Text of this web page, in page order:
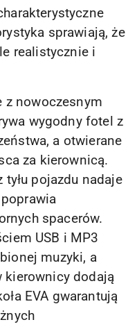
sprawiają, że
realistycznie i
z nowoczesnym
wygodny fotel z
a otwierane
za kierownicą.
tyłu pojazdu nadaje
spacerów.
USB i MP3
muzyki, a
kierownicy dodają
EVA gwarantują